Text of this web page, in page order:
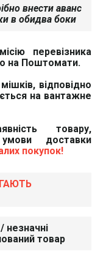
внести аванс
в обидва боки
перевізника
на Поштомати.
відповідно
на вантажне
товару,
доставки
покупок!
товар